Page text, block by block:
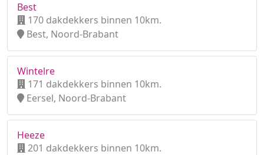
Best
170 dakdekkers binnen 10km.
Best, Noord-Brabant
Wintelre
171 dakdekkers binnen 10km.
Eersel, Noord-Brabant
Heeze
201 dakdekkers binnen 10km.